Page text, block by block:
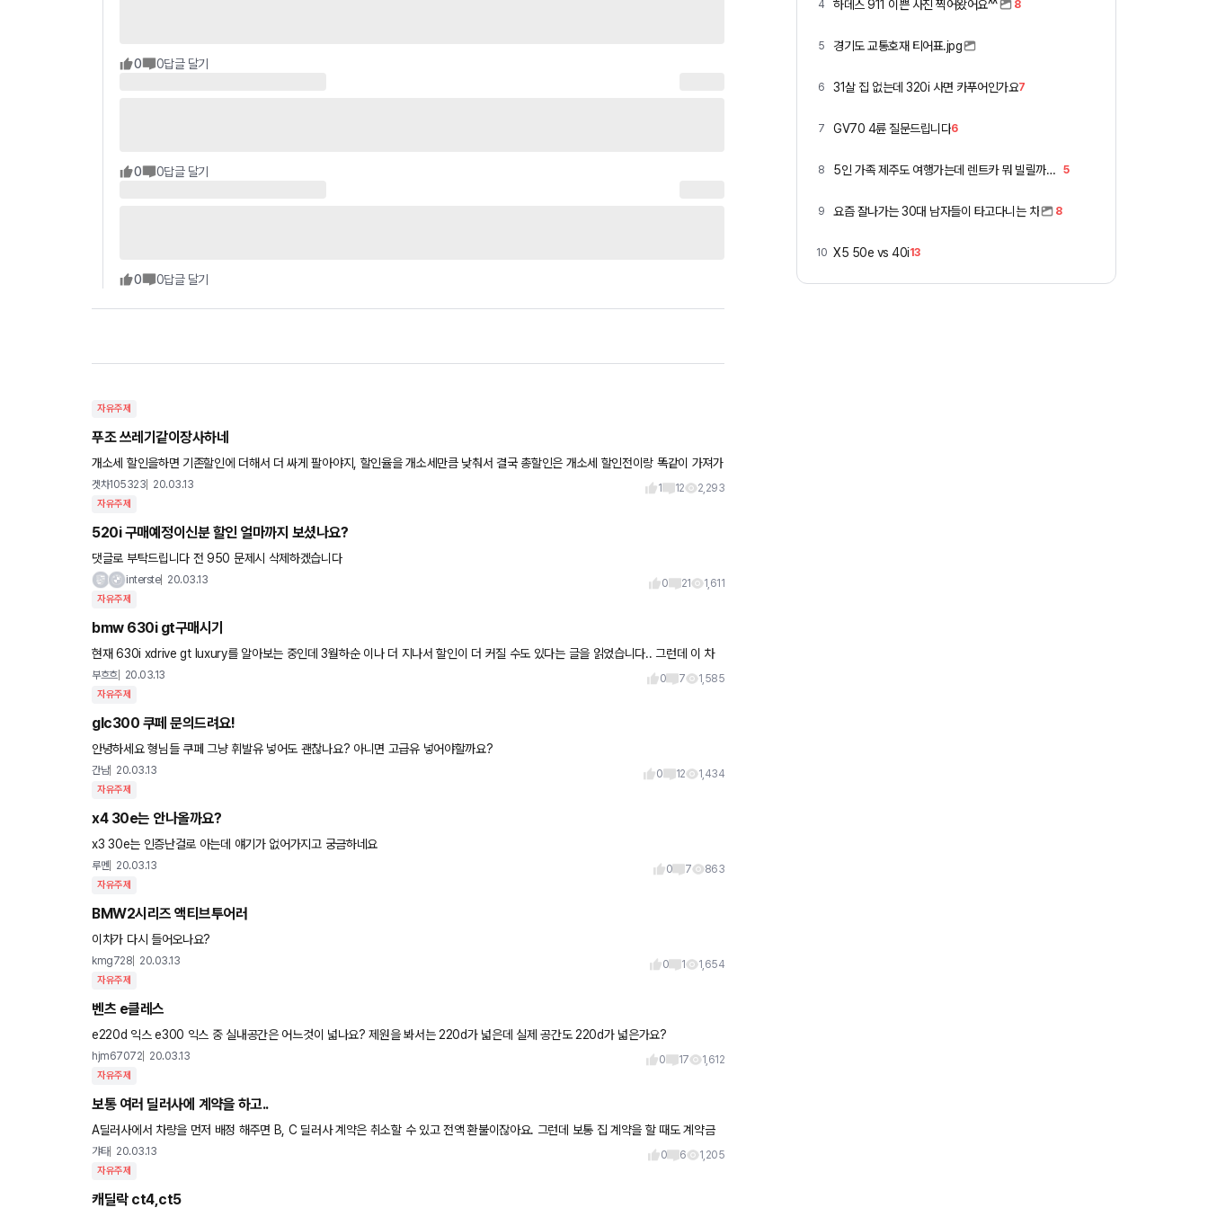
0 0답글 달기
0 0답글 달기
0 0답글 달기
자유주제
푸조 쓰레기같이장사하네
개소세 할인을하면 기존할인에 더해서 더 싸게 팔아야지, 할인율을 개소세만큼 낮춰서 결국 총할인은 개소세 할인전이랑 똑같이 가져가
네. 진짜 쓰레기같이장사하네
겟차105323 20.03.13 1 12 2,293
자유주제
520i 구매예정이신분 할인 얼마까지 보셨나요?
댓글로 부탁드립니다 전 950 문제시 삭제하겠습니다
interste 20.03.13 0 21 1,611
자유주제
bmw 630i gt구매시기
현재 630i xdrive gt luxury를 알아보는 중인데 3월하순 이나 더 지나서 할인이 더 커질 수도 있다는 글을 읽었습니다.. 그런데 이 차
량이 어느정도 할인을 받아야 잘 받는건지를 모르
부흐흐 20.03.13 0 7 1,585
자유주제
glc300 쿠페 문의드려요!
안녕하세요 형님들 쿠페 그냥 휘발유 넣어도 괜찮나요? 아니면 고급유 넣어야할까요?
간남 20.03.13 0 12 1,434
자유주제
x4 30e는 안나올까요?
x3 30e는 인증난걸로 아는데 얘기가 없어가지고 궁금하네요
루멘 20.03.13 0 7 863
자유주제
BMW2시리즈 액티브투어러
이차가 다시 들어오나요?
kmg728 20.03.13 0 1 1,654
자유주제
벤츠 e클레스
e220d 익스 e300 익스 중 실내공간은 어느것이 넓나요? 제원을 봐서는 220d가 넓은데 실제 공간도 220d가 넓은가요?
hjm67072 20.03.13 0 17 1,612
자유주제
보통 여러 딜러사에 계약을 하고..
A딜러사에서 차량을 먼저 배정 해주면 B, C 딜러사 계약은 취소할 수 있고 전액 환불이잖아요. 그런데 보통 집 계약을 할 때도 계약금
갸타 20.03.13 0 6 1,205
자유주제
캐딜락 ct4,ct5
4 하데스 911 이쁜 사진 찍어왔어요^^ 8
5 경기도 교통호재 티어표.jpg
6 31살 집 없는데 320i 사면 카푸어인가요7
7 GV70 4륜 질문드립니다6
8 5인 가족 제주도 여행가는데 렌트카 뭐 빌릴까요 ㅎ 5
9 요즘 잘나가는 30대 남자들이 타고다니는 차 8
10 X5 50e vs 40i13